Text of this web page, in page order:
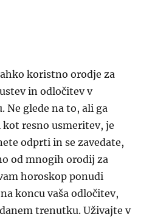
koristno orodje za
in odločitev v
Ne glede na to, ali ga
resno usmeritev, je
odprti in se zavedate,
od mnogih orodij za
horoskop ponudi
koncu vaša odločitev,
trenutku. Uživajte v